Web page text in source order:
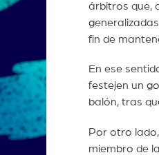
árbitros que,
fin de
En ese
festejen un
balón, tras
Por otro
miembro de